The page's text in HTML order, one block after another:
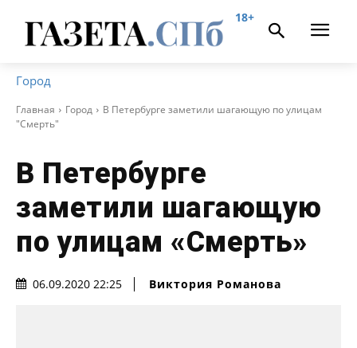
18+
Город
Главная Город
В Петербурге заметили шагающую по улицам
"Смерть"
В Петербурге
заметили шагающую
по улицам «Смерть»
06.09.2020 22:25 Виктория Романова